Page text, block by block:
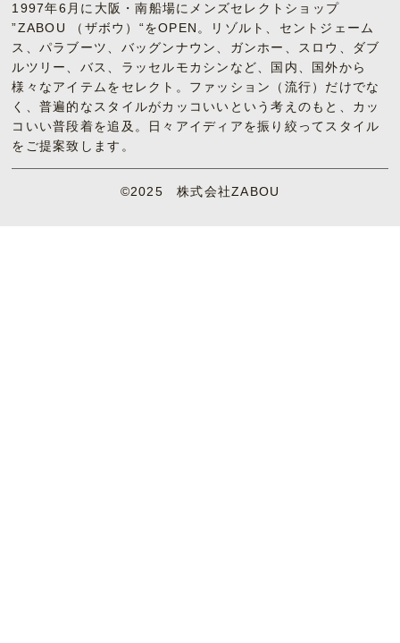
1997年6月に大阪・南船場にメンズセレクトショップ
”ZABOU （ザボウ）“をOPEN。リゾルト、セントジェーム
ス、パラブーツ、バッグンナウン、ガンホー、スロウ、ダブ
ルツリー、バス、ラッセルモカシンなど、国内、国外から
様々なアイテムをセレクト。ファッション（流行）だけでな
く、普遍的なスタイルがカッコいいという考えのもと、カッ
コいい普段着を追及。日々アイディアを振り絞ってスタイル
をご提案致します。
©2025 株式会社ZABOU